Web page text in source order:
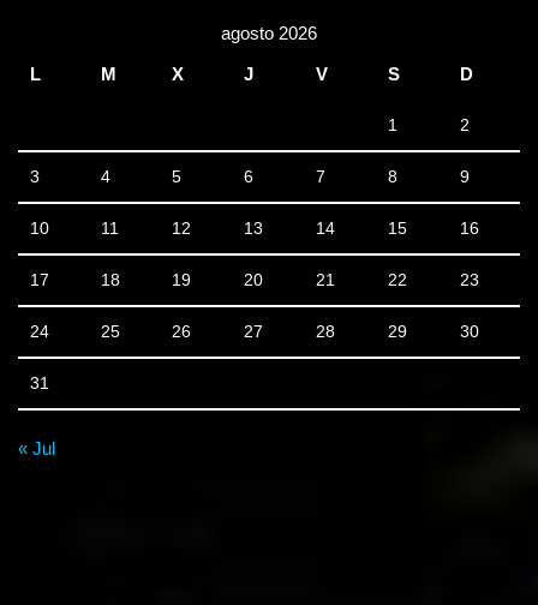
agosto 2026
L
M X J V S D
1 2
3 4 5 6 7 8 9
10 11 12 13 14 15 16
17 18 19 20 21 22 23
24 25 26 27 28 29 30
31
« Jul